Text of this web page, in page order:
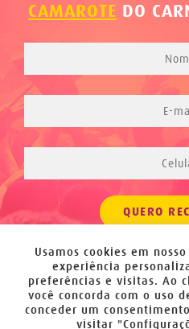
CAMAROTE DO
QUERO
© EXPRESSO 2222 – TODOS
FOTOS: ACERVO
Usamos cookies em
experiência
preferências e visitas. Ao
você concorda com o uso
conceder um
visitar